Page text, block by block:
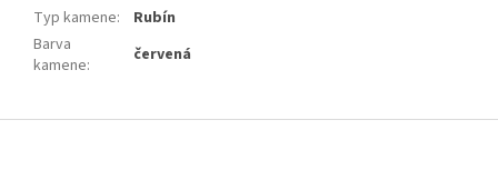
Typ kamene:
Rubín
Barva
kamene: červená